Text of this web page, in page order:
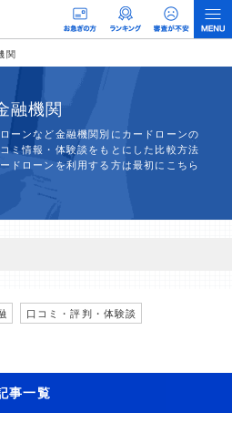
関
融機関
ーンなど金融機関別にカードローンの
ミ情報・体験談をもとにした比較方法
ドローンを利用する方は最初にこちら
当編集部の調査／ユーザーへの口コミ収集な
供を行っています。
口コミ・評判・体験談
事一覧